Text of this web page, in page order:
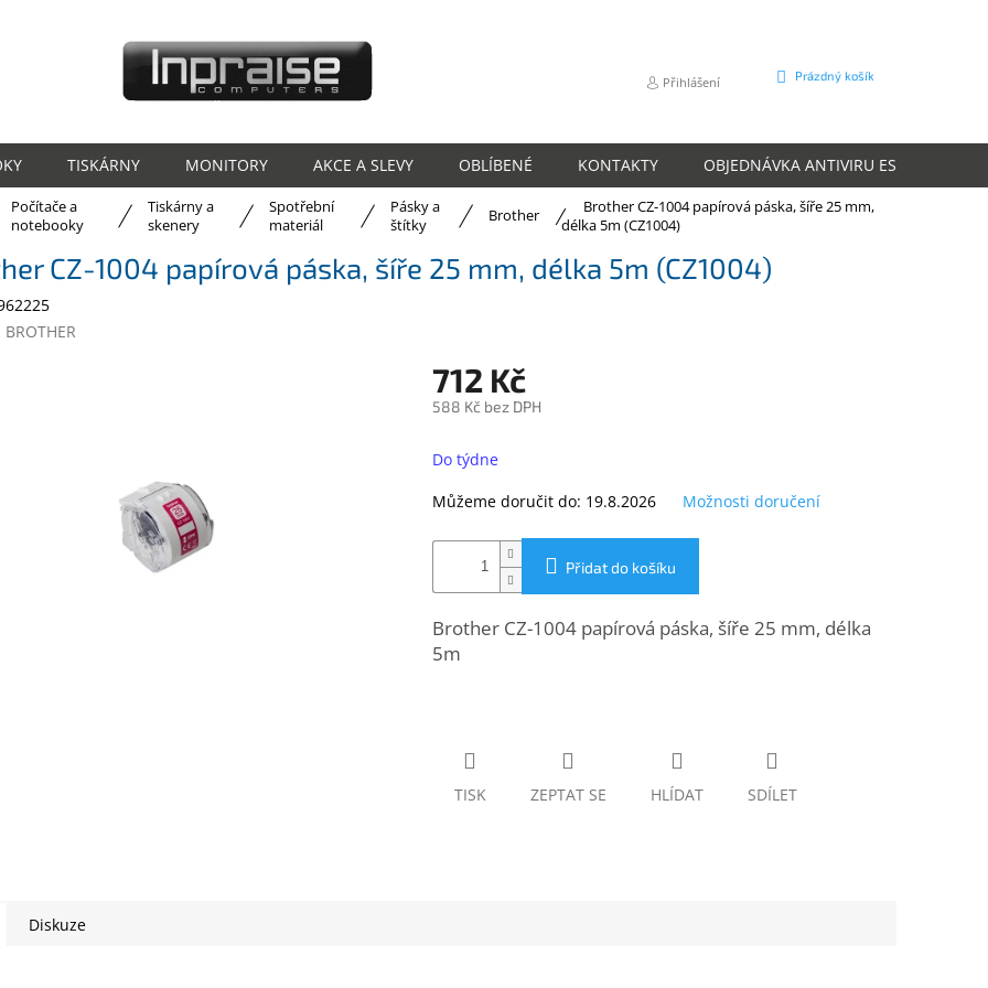
Přihlášení
NÁKUPNÍ
Prázdný košík
TISKÁRNY MONITORY AKCE A SLEVY OBLÍBENÉ KONTAKTY OBJEDNÁVKA ANTIVIRU ESET
Počítače a
notebooky
Tiskárny a
skenery
Spotřební
materiál
Pásky a
štítky
Brother
Brother CZ-1004 papírová páska, šíře 25 mm,
délka 5m (CZ1004)
CZ-1004 papírová páska, šíře 25 mm, délka 5m (CZ1004)
BROTHER
712 Kč
588 Kč bez DPH
cena:
Do týdne
Můžeme doručit do: 19.8.2026 Možnosti doručení
Přidat do košíku
Brother CZ-1004 papírová páska, šíře 25 mm, délka
5m
TISK ZEPTAT SE HLÍDAT SDÍLET
Diskuze